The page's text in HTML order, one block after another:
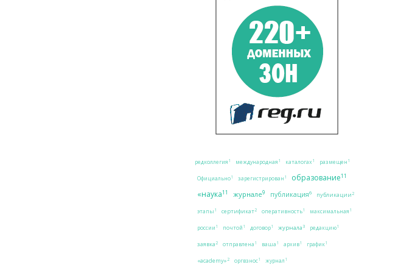
редколлегия 1 международная 1 каталогах 1 размещен 1
Официально1 зарегистрирован 1 образование11
«наука11 журнале9 публикация6 публикации 2
этапы 1 сертификат2 оперативность1 максимальная 1
россии 1 почтой 1 договор1 журнала 3 редакцию1
заявка 2 отправлена 1 ваша 1 архив1 график1
«academy» 2 оргвзнос1 журнал 1